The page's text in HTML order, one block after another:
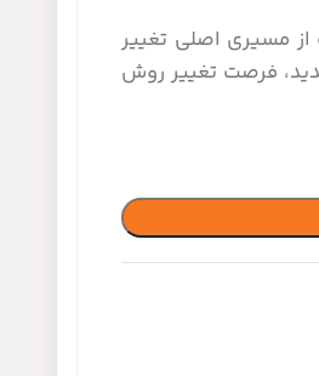
مسیری اصلی تغییر
فرصت تغییر روش